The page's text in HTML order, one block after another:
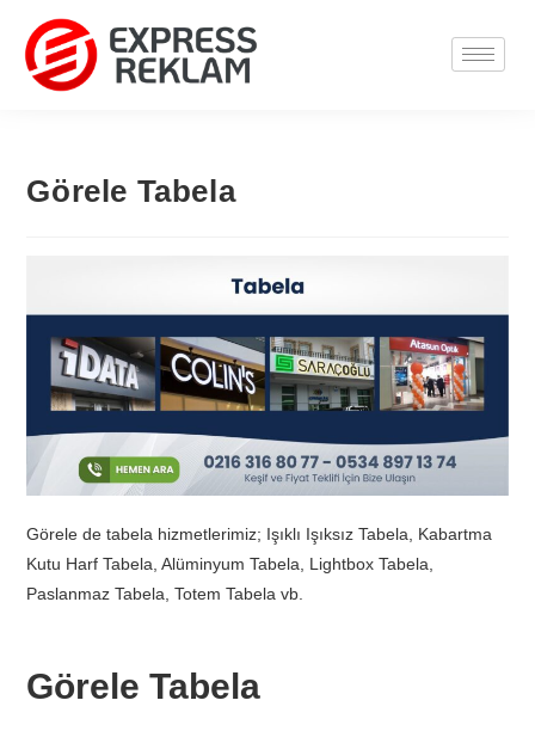
Görele Tabela
Görele de tabela hizmetlerimiz; Işıklı Işıksız Tabela, Kabartma
Kutu Harf Tabela, Alüminyum Tabela, Lightbox Tabela,
Paslanmaz Tabela, Totem Tabela vb.
Görele Tabela